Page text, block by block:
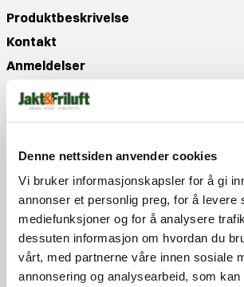
Denne nettsiden anvender cookies
Vi bruker informasjonskapsler for å gi
annonser et personlig preg, for å levere
mediefunksjoner og for å analysere
dessuten informasjon om hvordan du
vårt, med partnerne våre innen sosiale
annonsering og analysearbeid, som
Produktbeskrivelse
Kontakt
Anmeldelser
Populære produkter